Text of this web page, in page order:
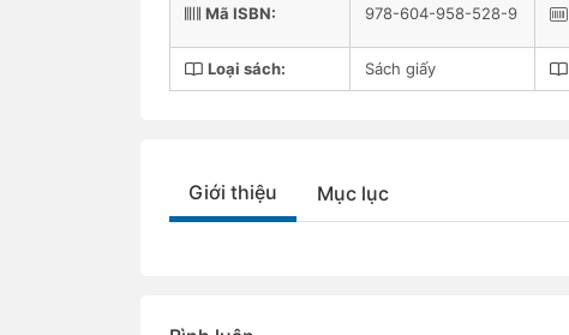
Mã ISBN: 978-604-958-528-9
Loại sách: Sách giấy
Giới thiệu Mục lục